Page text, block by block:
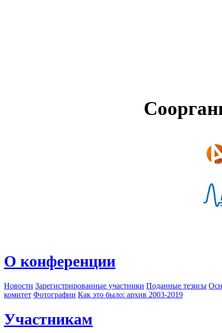
О конференции
Новости Зарегистрированные участники Поданные тезисы
комитет Фотографии Как это было: архив 2003-2019
Участникам